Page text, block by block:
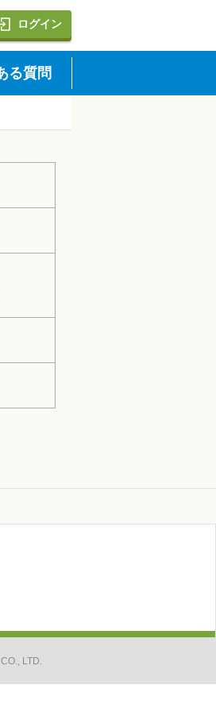
・あと払い・d払い・PayPay・
ログイン
る質問
LTD.